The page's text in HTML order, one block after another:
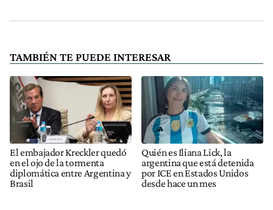
TAMBIÉN TE PUEDE INTERESAR
El embajador Kreckler quedó
en el ojo de la tormenta
diplomática entre Argentina y
Brasil
Quién es Iliana Lick, la
argentina que está detenida
por ICE en Estados Unidos
desde hace un mes